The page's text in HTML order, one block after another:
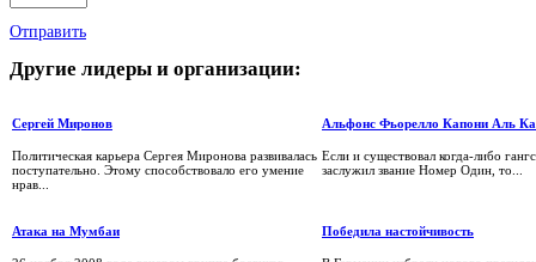
Отправить
Другие лидеры и организации:
Сергей Миронов
Политическая карьера Сергея Миронова развивалась
поступательно. Этому способствовало его умение
нрав...
Альфонс Фьорелло Капони Аль
Если и существовал когда-либо
заслужил звание Номер Один, то...
Атака на Мумбаи Победила настойчивость